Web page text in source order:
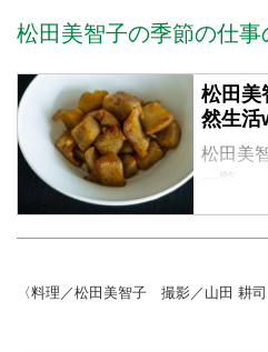
松田美智子の季節の仕
松田美
然生活
松田美
一覧
〈料理／松田美智子 撮影／山田 耕